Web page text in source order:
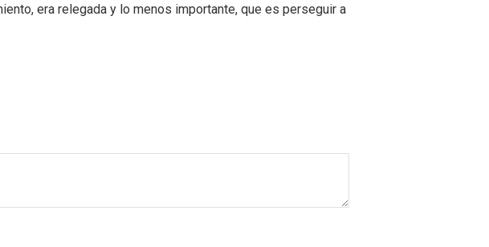
era relegada y lo menos importante, que es perseguir a